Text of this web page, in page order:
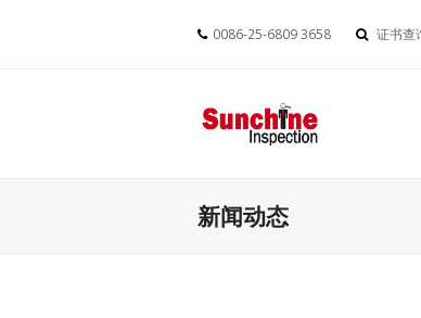
0086-25-6809 3658 证书查
新闻动态